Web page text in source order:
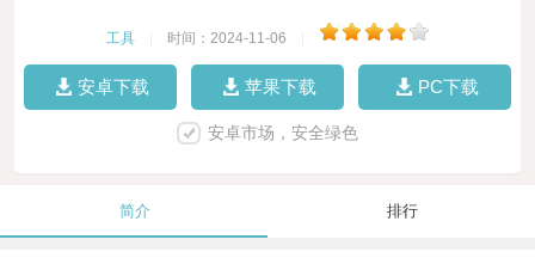
工具 时间：2024-11-06
安卓下载 苹果下载 PC下载
安卓市场，安全绿色
简介 排行